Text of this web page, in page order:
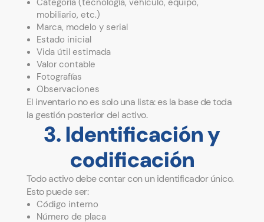
mobiliario, etc.)
Marca, modelo y serial
Estado inicial
Vida útil estimada
Valor contable
Fotografías
Observaciones
El inventario no es solo una lista: es la base de toda
la gestión posterior del activo.
3. Identificación y
codificación
Todo activo debe contar con un identificador único.
Esto puede ser:
Código interno
Número de placa